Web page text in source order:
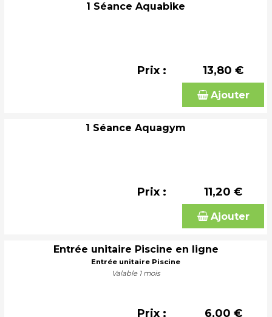
1 Séance Aquabike
Prix : 13,80 €
Ajouter
1 Séance Aquagym
Prix : 11,20 €
Ajouter
Entrée unitaire Piscine en ligne
Entrée unitaire Piscine
Valable 1 mois
Prix : 6,00 €